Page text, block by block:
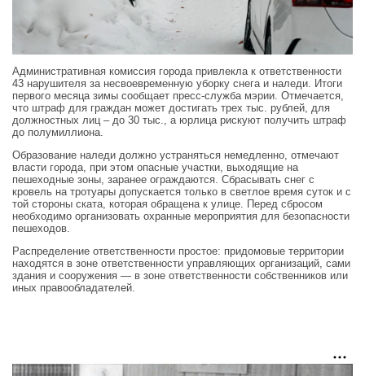
Административная комиссия города привлекла к ответственности
43 нарушителя за несвоевременную уборку снега и наледи. Итоги
первого месяца зимы сообщает пресс-служба мэрии. Отмечается,
что штраф для граждан может достигать трех тыс. рублей, для
должностных лиц – до 30 тыс., а юрлица рискуют получить штраф
до полумиллиона.
Образование наледи должно устраняться немедленно, отмечают
власти города, при этом опасные участки, выходящие на
пешеходные зоны, заранее ограждаются. Сбрасывать снег с
кровель на тротуары допускается только в светлое время суток и с
той стороны ската, которая обращена к улице. Перед сбросом
необходимо организовать охранные мероприятия для безопасности
пешеходов.
Распределение ответственности простое: придомовые территории
находятся в зоне ответственности управляющих организаций, сами
здания и сооружения — в зоне ответственности собственников или
иных правообладателей.